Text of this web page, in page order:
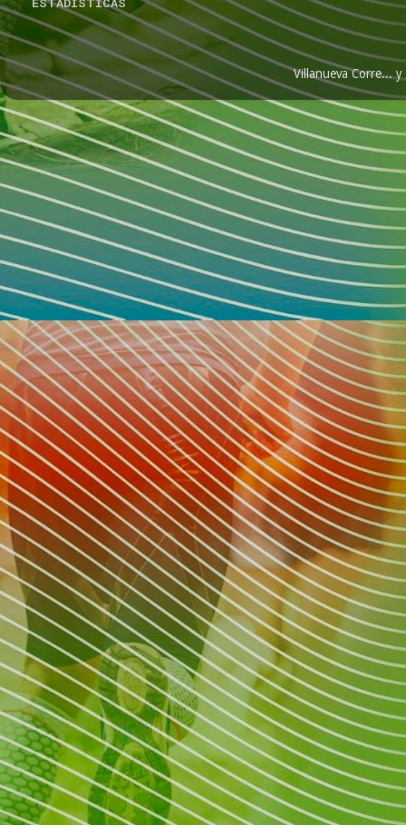
Villanueva Corre...